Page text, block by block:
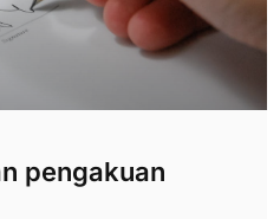
pengakuan